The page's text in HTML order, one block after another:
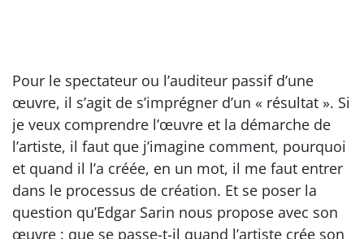
Pour le spectateur ou l’auditeur passif d’une
œuvre, il s’agit de s’imprégner d’un « résultat ». Si
je veux comprendre l’œuvre et la démarche de
l’artiste, il faut que j’imagine comment, pourquoi
et quand il l’a créée, en un mot, il me faut entrer
dans le processus de création. Et se poser la
question qu’Edgar Sarin nous propose avec son
œuvre : que se passe-t-il quand l’artiste crée son